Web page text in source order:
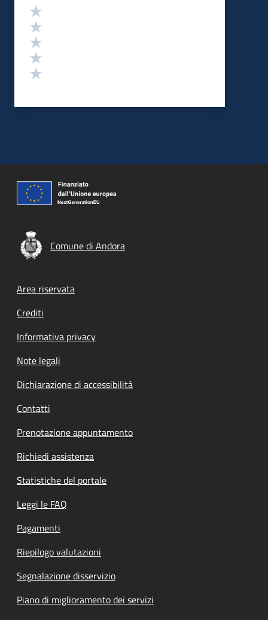
Valutazione
Comune di Andora
Footer menu
Area riservata
Crediti
Informativa privacy
Note legali
Dichiarazione di accessibilità
Contatti
Prenotazione appuntamento
Richiedi assistenza
Statistiche del portale
Leggi le FAQ
Pagamenti
Riepilogo valutazioni
Segnalazione disservizio
Piano di miglioramento dei servizi